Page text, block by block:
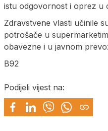
istu odgovornost i oprez u
Zdravstvene vlasti učinile
potrošače u
obavezne i u javnom
B92
Podijeli vijest na: